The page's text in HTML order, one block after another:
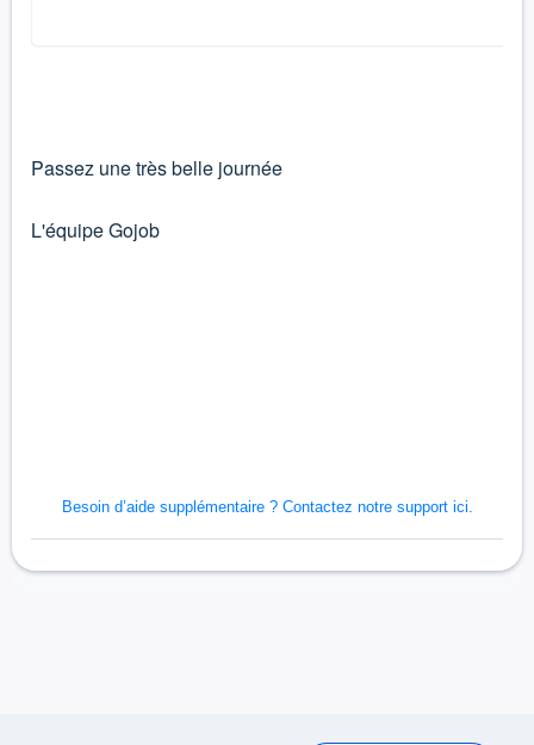
Passez une très belle journée
L'équipe Gojob
Besoin d’aide supplémentaire ? Contactez notre support ici.